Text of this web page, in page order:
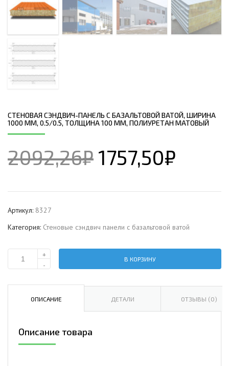
СТЕНОВАЯ СЭНДВИЧ-ПАНЕЛЬ С БАЗАЛЬТОВОЙ ВАТОЙ, ШИРИНА
1000 ММ, 0.5/0.5, ТОЛЩИНА 100 ММ, ПОЛИУРЕТАН МАТОВЫЙ
2092,26₽ 1757,50₽
Артикул: 8327
Категория: Стеновые сэндвич панели с базальтовой ватой
Количество
сэндвич-
ватой,
ширина
+
-
В КОРЗИНУ
ОПИСАНИЕ ДЕТАЛИ ОТЗЫВЫ (0)
Описание товара